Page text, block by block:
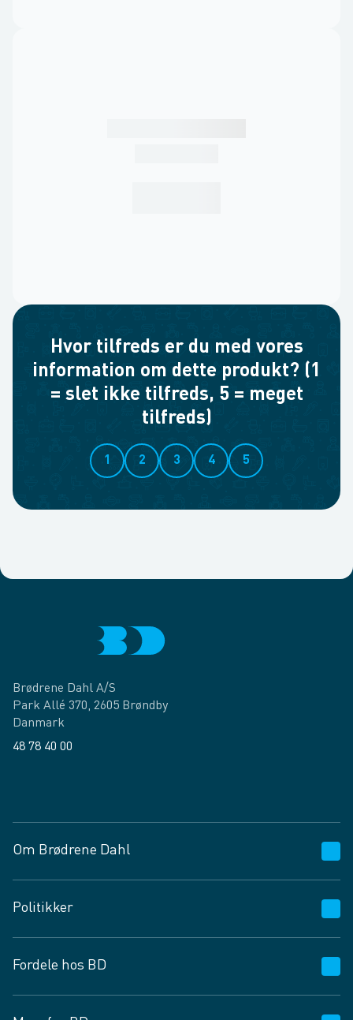
Hvor tilfreds er du med vores
information om dette produkt? (1
= slet ikke tilfreds, 5 = meget
tilfreds)
1 2 3 4 5
Brødrene Dahl A/S
Park Allé 370, 2605 Brøndby
Danmark
48 78 40 00
Om Brødrene Dahl
Vagttelefon 30 10 89 89
Spørgsmål og svar
Job og karriere
Fødevarekontrolrapport
Politikker
Privatlivspolitik
Cookies
Fordele hos BD